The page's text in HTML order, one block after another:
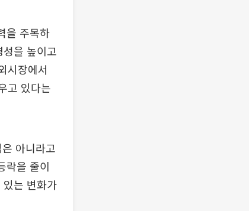
을 주목하
을 높이고
시장에서
고 있다는
아니라고
락을 줄이
는 변화가